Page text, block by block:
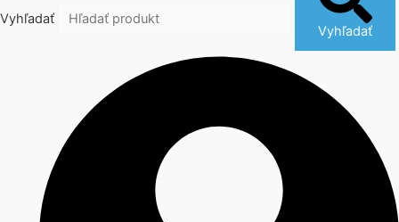
Vyhľadať
Vyhľadať